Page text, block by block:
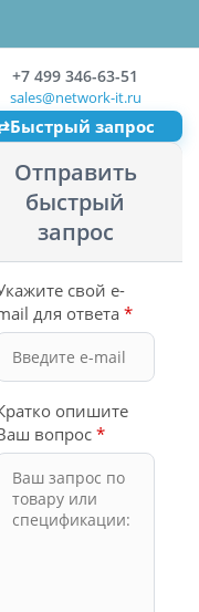
+7 499 346-63-51
sales@network-it.ru
Быстрый запрос
Отправить
быстрый
запрос
свой e-
для ответа *
опишите
вопрос *